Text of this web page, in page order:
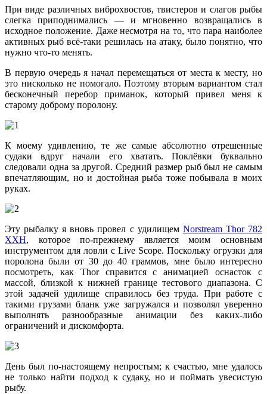
При виде различных виброхвостов, твистеров и слагов рыбы
слегка приподнимались — и мгновенно возвращались в
исходное положение. Даже несмотря на то, что пара наиболее
активных рыб всё-таки решилась на атаку, было понятно, что
нужно что-то менять.
В первую очередь я начал перемещаться от места к месту, но
это нисколько не помогало. Поэтому вторым вариантом стал
бесконечный перебор приманок, который привел меня к
старому доброму поролону.
К моему удивлению, те же самые абсолютно отрешенные
судаки вдруг начали его хватать. Поклёвки буквально
следовали одна за другой. Средний размер рыб был не самым
впечатляющим, но и достойная рыба тоже побывала в моих
руках.
Эту рыбалку я вновь провел с удилищем Norstream Thor 782
XXH, которое по-прежнему является моим основным
инструментом для ловли с Live Scope. Поскольку огрузки для
поролона были от 30 до 40 граммов, мне было интересно
посмотреть, как Thor справится с анимацией оснасток с
массой, близкой к нижней границе тестового диапазона. С
этой задачей удилище справилось без труда. При работе с
такими грузами бланк уже загружался и позволял уверенно
выполнять разнообразные анимации без каких-либо
ограничений и дискомфорта.
День был по-настоящему непростым; к счастью, мне удалось
не только найти подход к судаку, но и поймать увесистую
рыбу.